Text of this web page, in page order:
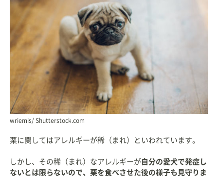
wriemis/ Shutterstock.com
栗に関してはアレルギーが稀（まれ）といわれています。
しかし、その稀（まれ）なアレルギーが自分の愛犬で発症し
ないとは限らないので、栗を食べさせた後の様子も見守りま